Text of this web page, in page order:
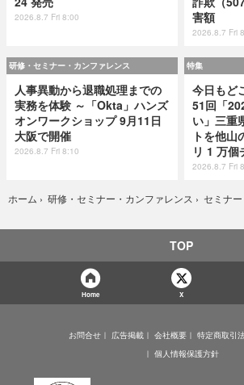
2026.8.7 Fri 8:00
害額
2026.8.7 Fri
研修・セミナー・カンファレンス
人事異動から退職処理までの
実務を体験 ～「Okta」ハンズ
オンワークショップ 9月11日
大阪で開催
2026.8.7 Fri 8:10
特集
今日もど
51回「
い」三重
トを他
リ 1 万個
2026.8.7 Fri
ホーム › 研修・セミナー・カンファレンス › セミナー
TOP
Home X
お問合せ 広告掲載 会社概要
特定商取引
個人情報保護方針